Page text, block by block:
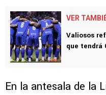
VER
Valiosos
que tendrá
En la antesala de la